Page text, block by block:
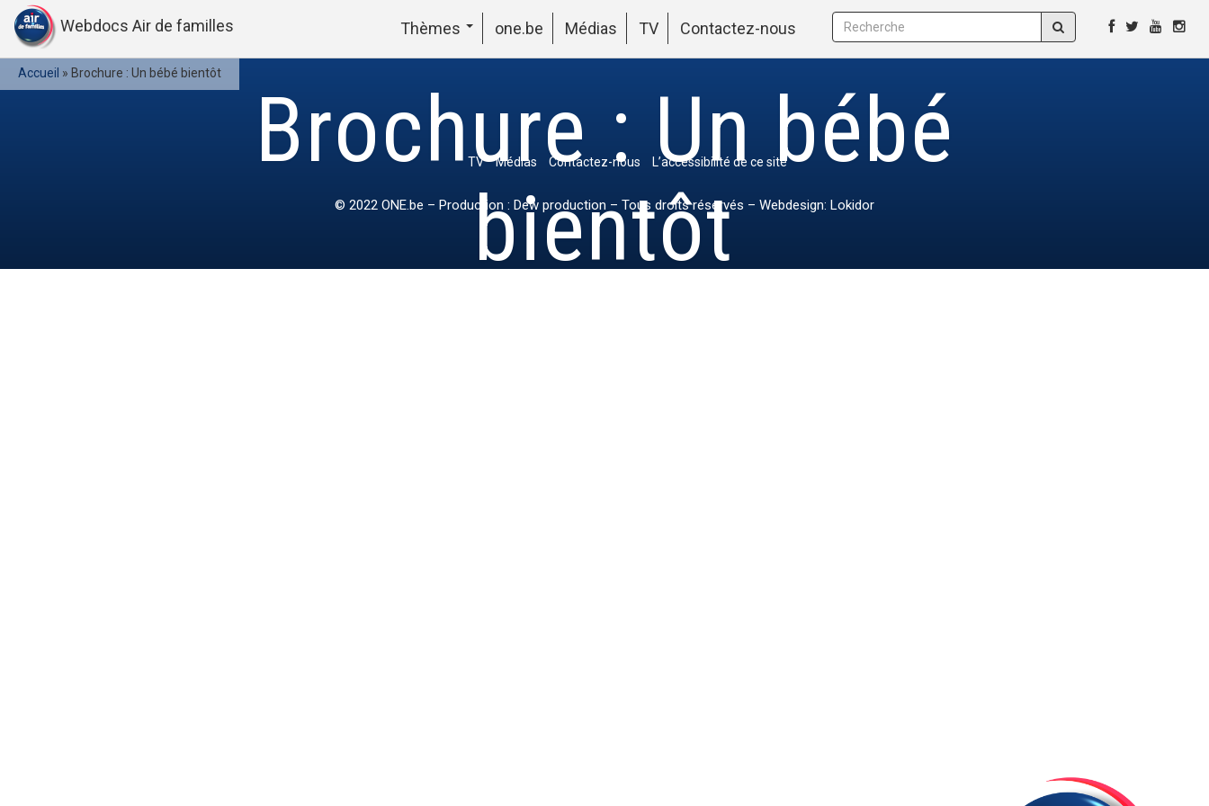
Webdocs Air de familles Thèmes one.be Médias TV Contactez-nous
Accueil » Brochure : Un bébé bientôt
Brochure : Un bébé
bientôt
TV Médias Contactez-nous L’accessibilité de ce site
© 2022 ONE.be – Production : Dew production – Tous droits réservés – Webdesign: Lokidor